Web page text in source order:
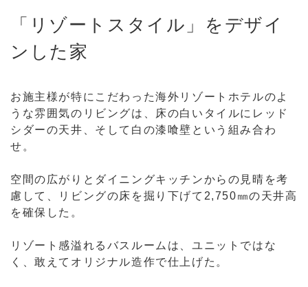
「リゾートスタイル」をデザイ
ンした家
お施主様が特にこだわった海外リゾートホテルのよ
うな雰囲気のリビングは、床の白いタイルにレッド
シダーの天井、そして白の漆喰壁という組み合わ
せ。
空間の広がりとダイニングキッチンからの見晴を考
慮して、リビングの床を掘り下げて2,750㎜の天井高
を確保した。
リゾート感溢れるバスルームは、ユニットではな
く、敢えてオリジナル造作で仕上げた。